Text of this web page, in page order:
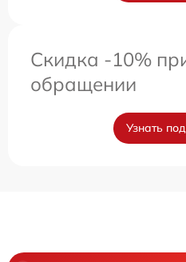
Скидка -10%
обращении
Узнать